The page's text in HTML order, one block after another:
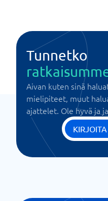
Tunnetko
Aivan kuten sinä
mielipiteet, muut
ajattelet. Ole hyvä ja